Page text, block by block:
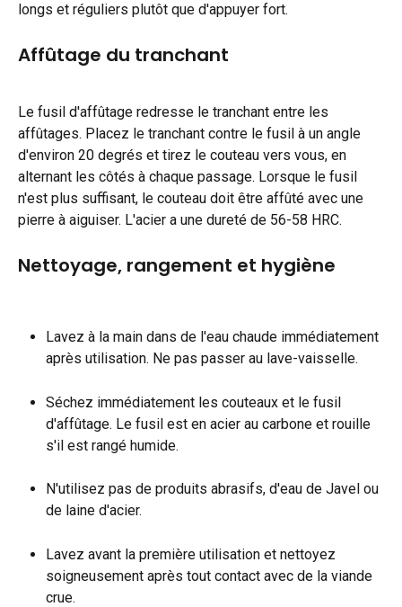
longs et réguliers plutôt que d'appuyer fort.
Affûtage du tranchant
Le fusil d'affûtage redresse le tranchant entre les
affûtages. Placez le tranchant contre le fusil à un angle
d'environ 20 degrés et tirez le couteau vers vous, en
alternant les côtés à chaque passage. Lorsque le fusil
n'est plus suffisant, le couteau doit être affûté avec une
pierre à aiguiser. L'acier a une dureté de 56-58 HRC.
Nettoyage, rangement et hygiène
Lavez à la main dans de l'eau chaude immédiatement
après utilisation. Ne pas passer au lave-vaisselle.
Séchez immédiatement les couteaux et le fusil
d'affûtage. Le fusil est en acier au carbone et rouille
s'il est rangé humide.
N'utilisez pas de produits abrasifs, d'eau de Javel ou
de laine d'acier.
Lavez avant la première utilisation et nettoyez
soigneusement après tout contact avec de la viande
crue.